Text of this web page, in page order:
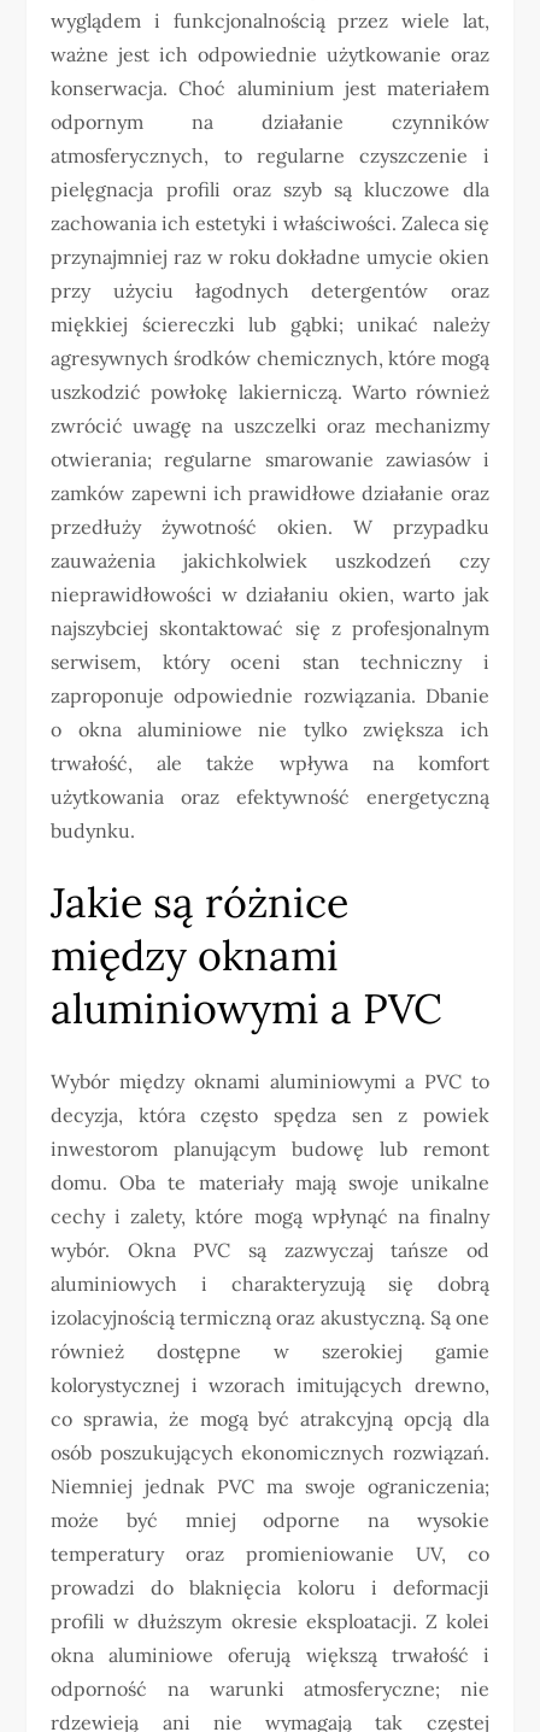
wyglądem i funkcjonalnością przez wiele lat,
ważne jest ich odpowiednie użytkowanie oraz
konserwacja. Choć aluminium jest materiałem
odpornym na działanie czynników
atmosferycznych, to regularne czyszczenie i
pielęgnacja profili oraz szyb są kluczowe dla
zachowania ich estetyki i właściwości. Zaleca się
przynajmniej raz w roku dokładne umycie okien
przy użyciu łagodnych detergentów oraz
miękkiej ściereczki lub gąbki; unikać należy
agresywnych środków chemicznych, które mogą
uszkodzić powłokę lakierniczą. Warto również
zwrócić uwagę na uszczelki oraz mechanizmy
otwierania; regularne smarowanie zawiasów i
zamków zapewni ich prawidłowe działanie oraz
przedłuży żywotność okien. W przypadku
zauważenia jakichkolwiek uszkodzeń czy
nieprawidłowości w działaniu okien, warto jak
najszybciej skontaktować się z profesjonalnym
serwisem, który oceni stan techniczny i
zaproponuje odpowiednie rozwiązania. Dbanie
o okna aluminiowe nie tylko zwiększa ich
trwałość, ale także wpływa na komfort
użytkowania oraz efektywność energetyczną
budynku.
Jakie są różnice
między oknami
aluminiowymi a PVC
Wybór między oknami aluminiowymi a PVC to
decyzja, która często spędza sen z powiek
inwestorom planującym budowę lub remont
domu. Oba te materiały mają swoje unikalne
cechy i zalety, które mogą wpłynąć na finalny
wybór. Okna PVC są zazwyczaj tańsze od
aluminiowych i charakteryzują się dobrą
izolacyjnością termiczną oraz akustyczną. Są one
również dostępne w szerokiej gamie
kolorystycznej i wzorach imitujących drewno,
co sprawia, że mogą być atrakcyjną opcją dla
osób poszukujących ekonomicznych rozwiązań.
Niemniej jednak PVC ma swoje ograniczenia;
może być mniej odporne na wysokie
temperatury oraz promieniowanie UV, co
prowadzi do blaknięcia koloru i deformacji
profili w dłuższym okresie eksploatacji. Z kolei
okna aluminiowe oferują większą trwałość i
odporność na warunki atmosferyczne; nie
rdzewieją ani nie wymagają tak częstej